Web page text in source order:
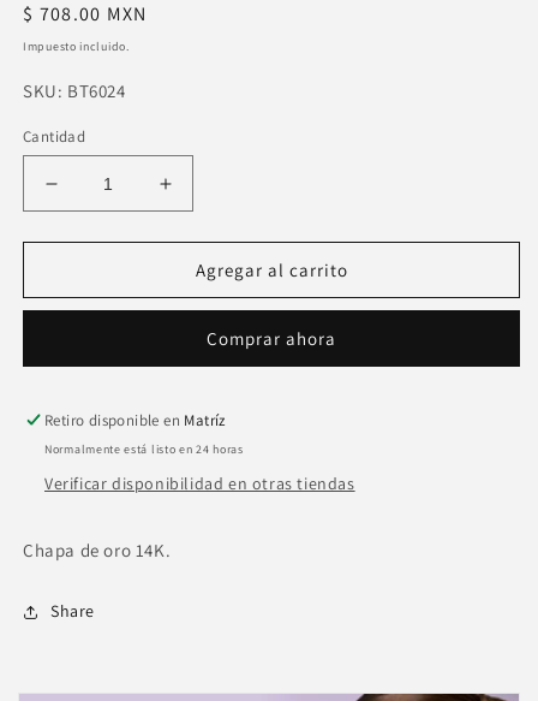
Precio
habitual
$ 708.00 MXN
Impuesto incluido.
SKU:
SKU: BT6024
Cantidad
Reducir
cantidad
para
corbatin
dijes
Aumentar
cantidad
para
Collar
corbatin
dijes
Agregar al carrito
Comprar ahora
Retiro disponible en Matríz
Normalmente está listo en 24 horas
Verificar disponibilidad en otras tiendas
Chapa de oro 14K.
Share